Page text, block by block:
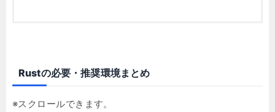
Rustの必要・推奨環境まとめ